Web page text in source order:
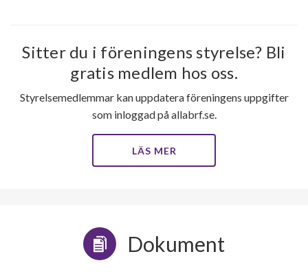
Sitter du i föreningens styrelse? Bli
gratis medlem hos oss.
Styrelsemedlemmar kan uppdatera föreningens uppgifter
som inloggad på allabrf.se.
LÄS MER
Dokument